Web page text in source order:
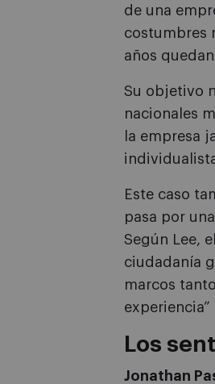
de una
costumbres
años
Su objetivo
nacionales
la empresa
Este caso
pasa por
Según Lee,
ciudadanía
marcos
Los
Jonathan